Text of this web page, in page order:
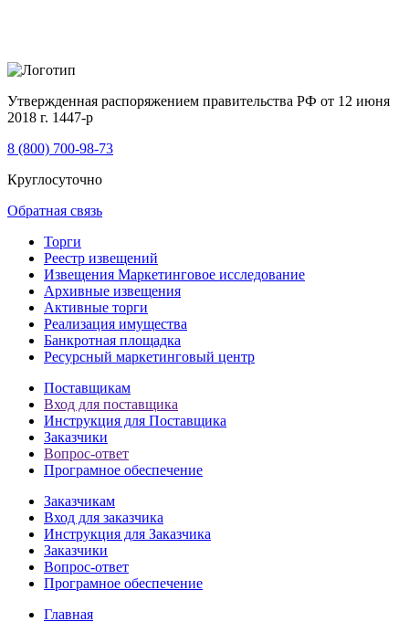
Утвержденная распоряжением правительства РФ от 12 июня
2018 г. 1447-р
8 (800) 700-98-73
Круглосуточно
Обратная связь
Торги
Реестр извещений
Извещения Маркетинговое исследование
Архивные извещения
Активные торги
Реализация имущества
Банкротная площадка
Ресурсный маркетинговый центр
Поставщикам
Вход для поставщика
Инструкция для Поставщика
Заказчики
Вопрос-ответ
Програмное обеспечение
Заказчикам
Вход для заказчика
Инструкция для Заказчика
Заказчики
Вопрос-ответ
Програмное обеспечение
Главная